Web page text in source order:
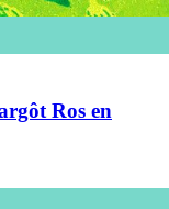
Ros en